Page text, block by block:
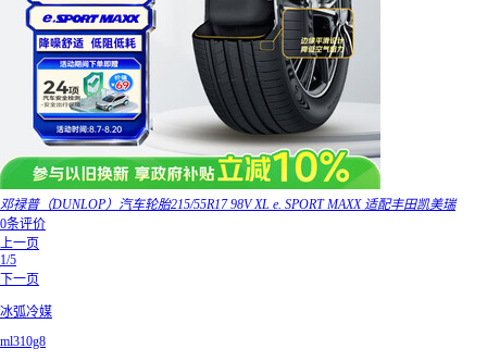
邓禄普（DUNLOP）汽车轮胎215/55R17 98V XL e. SPORT MAXX 适配丰田凯美瑞
0条评价
上一页
1/5
下一页
冰弧冷媒
ml310g8